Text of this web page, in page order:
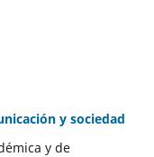
y sociedad
y de